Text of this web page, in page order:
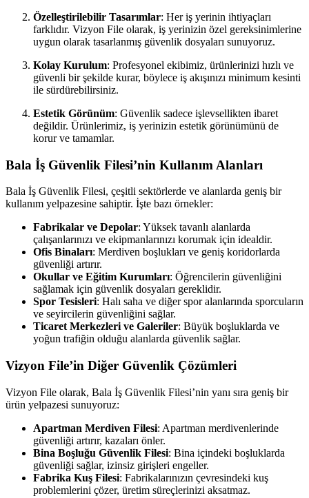
Özelleştirilebilir Tasarımlar: Her iş yerinin ihtiyaçları
farklıdır. Vizyon File olarak, iş yerinizin özel gereksinimlerine
uygun olarak tasarlanmış güvenlik dosyaları sunuyoruz.
Kolay Kurulum: Profesyonel ekibimiz, ürünlerinizi hızlı ve
güvenli bir şekilde kurar, böylece iş akışınızı minimum kesinti
ile sürdürebilirsiniz.
Estetik Görünüm: Güvenlik sadece işlevsellikten ibaret
değildir. Ürünlerimiz, iş yerinizin estetik görünümünü de
korur ve tamamlar.
Bala İş Güvenlik Filesi’nin Kullanım Alanları
Bala İş Güvenlik Filesi, çeşitli sektörlerde ve alanlarda geniş bir
kullanım yelpazesine sahiptir. İşte bazı örnekler:
Fabrikalar ve Depolar: Yüksek tavanlı alanlarda
çalışanlarınızı ve ekipmanlarınızı korumak için idealdir.
Ofis Binaları: Merdiven boşlukları ve geniş koridorlarda
güvenliği artırır.
Okullar ve Eğitim Kurumları: Öğrencilerin güvenliğini
sağlamak için güvenlik dosyaları gereklidir.
Spor Tesisleri: Halı saha ve diğer spor alanlarında sporcuların
ve seyircilerin güvenliğini sağlar.
Ticaret Merkezleri ve Galeriler: Büyük boşluklarda ve
yoğun trafiğin olduğu alanlarda güvenlik sağlar.
Vizyon File’in Diğer Güvenlik Çözümleri
Vizyon File olarak, Bala İş Güvenlik Filesi’nin yanı sıra geniş bir
ürün yelpazesi sunuyoruz:
Apartman Merdiven Filesi: Apartman merdivenlerinde
güvenliği artırır, kazaları önler.
Bina Boşluğu Güvenlik Filesi: Bina içindeki boşluklarda
güvenliği sağlar, izinsiz girişleri engeller.
Fabrika Kuş Filesi: Fabrikalarınızın çevresindeki kuş
problemlerini çözer, üretim süreçlerinizi aksatmaz.